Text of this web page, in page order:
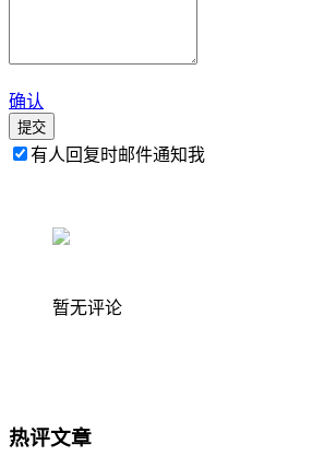
确认
提交
有人回复时邮件通知我
暂无评论
热评文章